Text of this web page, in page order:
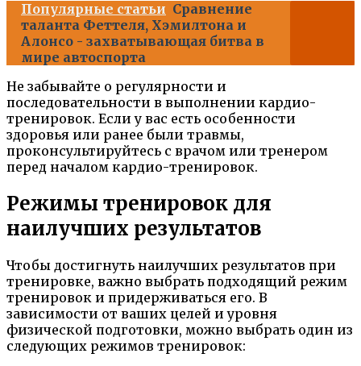
Популярные статьи Сравнение
таланта Феттеля, Хэмилтона и
Алонсо - захватывающая битва в
мире автоспорта
Не забывайте о регулярности и
последовательности в выполнении кардио-
тренировок. Если у вас есть особенности
здоровья или ранее были травмы,
проконсультируйтесь с врачом или тренером
перед началом кардио-тренировок.
Режимы тренировок для
наилучших результатов
Чтобы достигнуть наилучших результатов при
тренировке, важно выбрать подходящий режим
тренировок и придерживаться его. В
зависимости от ваших целей и уровня
физической подготовки, можно выбрать один из
следующих режимов тренировок: